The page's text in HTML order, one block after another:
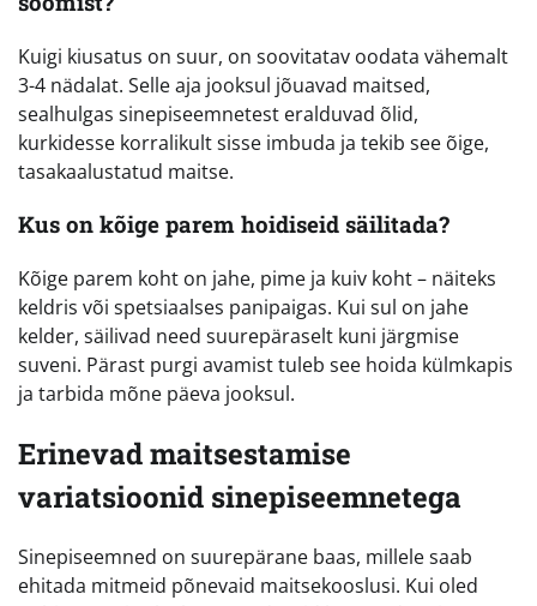
Kuigi kiusatus on suur, on soovitatav oodata vähemalt
3-4 nädalat. Selle aja jooksul jõuavad maitsed,
sealhulgas sinepiseemnetest eralduvad õlid,
kurkidesse korralikult sisse imbuda ja tekib see õige,
tasakaalustatud maitse.
Kus on kõige parem hoidiseid säilitada?
Kõige parem koht on jahe, pime ja kuiv koht – näiteks
keldris või spetsiaalses panipaigas. Kui sul on jahe
kelder, säilivad need suurepäraselt kuni järgmise
suveni. Pärast purgi avamist tuleb see hoida külmkapis
ja tarbida mõne päeva jooksul.
Erinevad maitsestamise
variatsioonid sinepiseemnetega
Sinepiseemned on suurepärane baas, millele saab
ehitada mitmeid põnevaid maitsekooslusi. Kui oled